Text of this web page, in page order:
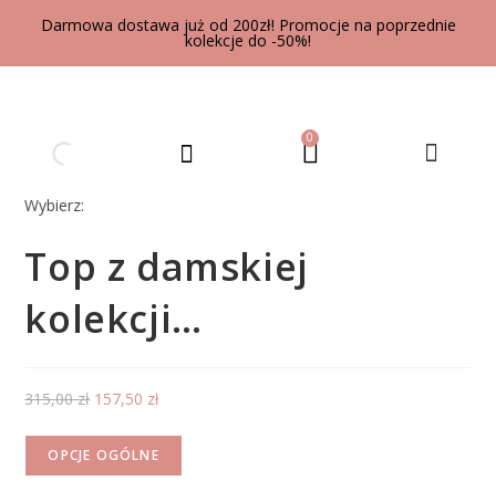
Darmowa dostawa już od 200zł! Promocje na poprzednie
kolekcje do -50%!
0
Wybierz:
Top z damskiej
kolekcji…
315,00zł 157,50 zł
OPCJE OGÓLNE